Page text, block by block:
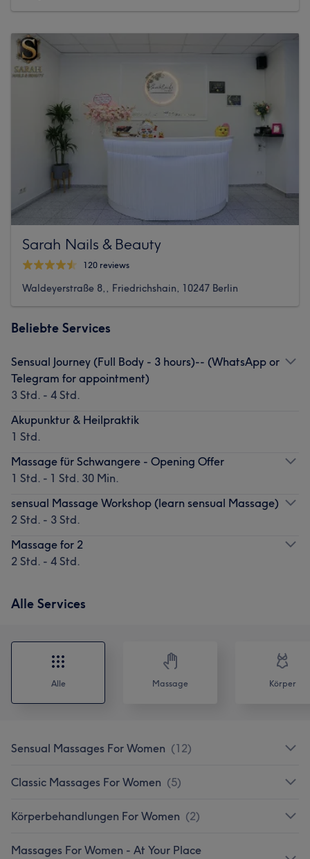
Sarah Nails & Beauty
120 reviews
Waldeyerstraße 8,, Friedrichshain, 10247 Berlin
Beliebte Services
Sensual Journey (Full Body - 3 hours)-- (WhatsApp or
Telegram for appointment)
3 Std. - 4 Std.
Akupunktur & Heilpraktik
1 Std.
Massage für Schwangere - Opening Offer
1 Std. - 1 Std. 30 Min.
sensual Massage Workshop (learn sensual Massage)
2 Std. - 3 Std.
Massage for 2
2 Std. - 4 Std.
Alle Services
Alle Massage Körper
Sensual Massages For Women (12)
Classic Massages For Women (5)
Körperbehandlungen For Women (2)
Massages For Women - At Your Place